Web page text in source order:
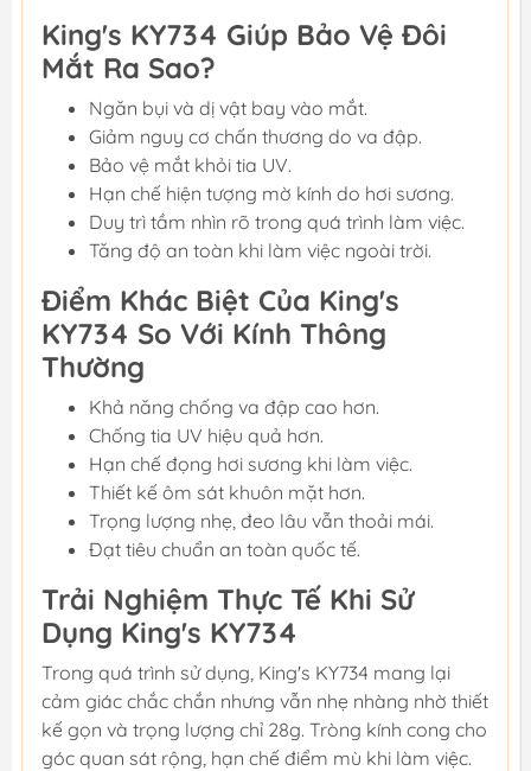
King's KY734 Giúp Bảo Vệ Đôi
Mắt Ra Sao?
Ngăn bụi và dị vật bay vào mắt.
Giảm nguy cơ chấn thương do va đập.
Bảo vệ mắt khỏi tia UV.
Hạn chế hiện tượng mờ kính do hơi sương.
Duy trì tầm nhìn rõ trong quá trình làm việc.
Tăng độ an toàn khi làm việc ngoài trời.
Điểm Khác Biệt Của King's
KY734 So Với Kính Thông
Thường
Khả năng chống va đập cao hơn.
Chống tia UV hiệu quả hơn.
Hạn chế đọng hơi sương khi làm việc.
Thiết kế ôm sát khuôn mặt hơn.
Trọng lượng nhẹ, đeo lâu vẫn thoải mái.
Đạt tiêu chuẩn an toàn quốc tế.
Trải Nghiệm Thực Tế Khi Sử
Dụng King's KY734
Trong quá trình sử dụng, King's KY734 mang lại
cảm giác chắc chắn nhưng vẫn nhẹ nhàng nhờ thiết
kế gọn và trọng lượng chỉ 28g. Tròng kính cong cho
góc quan sát rộng, hạn chế điểm mù khi làm việc.